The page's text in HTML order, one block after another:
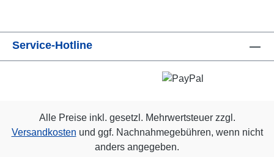
Service-Hotline
Alle Preise inkl. gesetzl. Mehrwertsteuer zzgl.
Versandkosten und ggf. Nachnahmegebühren, wenn nicht
anders angegeben.